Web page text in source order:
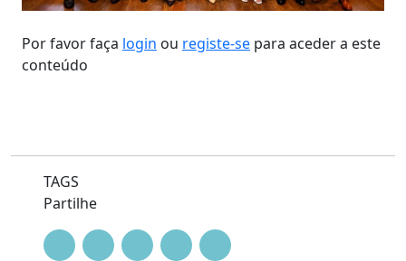
Por favor faça login ou registe-se para aceder a este
conteúdo
TAGS
Partilhe